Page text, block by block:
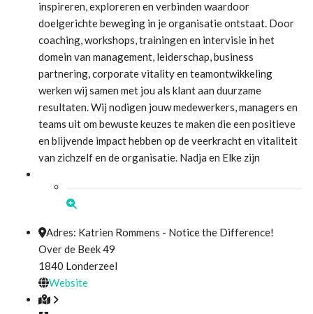
inspireren, exploreren en verbinden waardoor
doelgerichte beweging in je organisatie ontstaat. Door
coaching, workshops, trainingen en intervisie in het
domein van management, leiderschap, business
partnering, corporate vitality en teamontwikkeling
werken wij samen met jou als klant aan duurzame
resultaten. Wij nodigen jouw medewerkers, managers en
teams uit om bewuste keuzes te maken die een positieve
en blijvende impact hebben op de veerkracht en vitaliteit
van zichzelf en de organisatie. Nadja en Elke zijn
Adres: Katrien Rommens - Notice the Difference!
Over de Beek 49
1840 Londerzeel
Website